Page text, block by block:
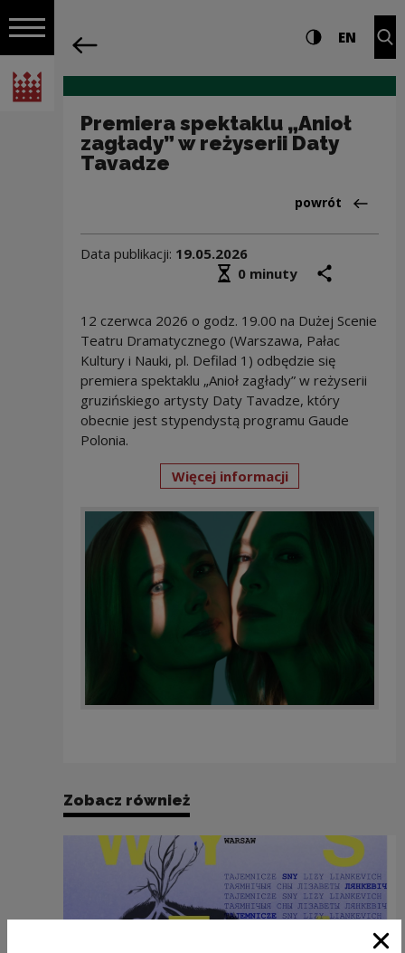
Włącz nawigację
Narodowe Centrum Kultury
Nawigacja Ustawienia i Wysoki
EN
Premiera spektaklu „Anioł
zagłady” w reżyserii Daty
Tavadze
Powrót
powrót
Data publikacji: 19.05.2026
Średni czas czytania
0 minuty
12 czerwca 2026 o godz. 19.00 na Dużej Scenie
Teatru Dramatycznego (Warszawa, Pałac
Kultury i Nauki, pl. Defilad 1) odbędzie się
premiera spektaklu „Anioł zagłady” w reżyserii
gruzińskiego artysty Daty Tavadze, który
obecnie jest stypendystą programu Gaude
Polonia.
Więcej informacji
Zobacz również